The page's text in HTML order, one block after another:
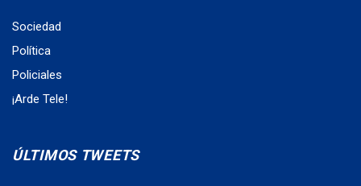
Sociedad
Política
Policiales
¡Arde Tele!
ÚLTIMOS TWEETS